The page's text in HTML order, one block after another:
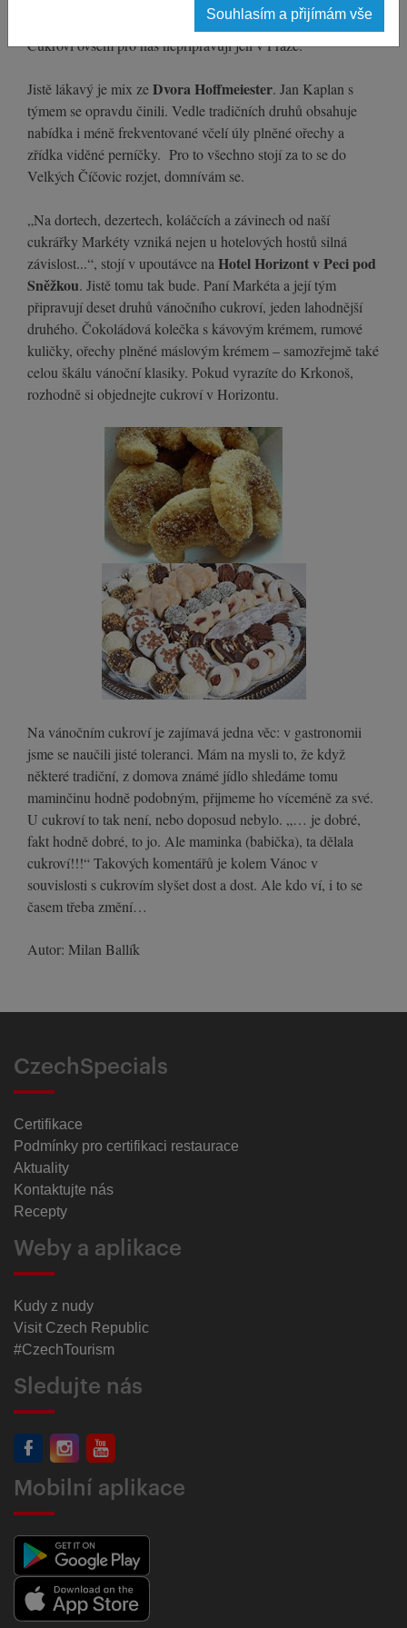
vánoční stůl neodmyslitelných druhů.
Cukroví ovšem pro nás nepřipravují jen v Praze.
Jistě lákavý je mix zeDvora Hoffmeiester. Jan Kaplan s
týmem se opravdu činili. Vedle tradičních druhů obsahuje
nabídka i méně frekventované včelí úly plněné ořechy a
zřídka viděné perníčky. Pro to všechno stojí za to se do
Velkých Číčovic rozjet, domnívám se.
„Na dortech, dezertech, koláčcích a závinech od naší
cukrářky Markéty vzniká nejen u hotelových hostů silná
závislost...“, stojí v upoutávce naHotel Horizontv Peci pod
Sněžkou. Jistě tomu tak bude. Paní Markéta a její tým
připravují deset druhů vánočního cukroví, jeden lahodnější
druhého. Čokoládová kolečka s kávovým krémem, rumové
kuličky, ořechy plněné máslovým krémem – samozřejmě také
celou škálu vánoční klasiky. Pokud vyrazíte do Krkonoš,
rozhodně si objednejte cukroví v Horizontu.
Na vánočním cukroví je zajímavá jedna věc: v gastronomii
jsme se naučili jisté toleranci. Mám na mysli to, že když
některé tradiční, z domova známé jídlo shledáme tomu
maminčinu hodně podobným, přijmeme ho víceméně za své.
U cukroví to tak není, nebo doposud nebylo. „… je dobré,
fakt hodně dobré, to jo. Ale maminka (babička), ta dělala
cukroví!!!“ Takových komentářů je kolem Vánoc v
souvislosti s cukrovím slyšet dost a dost. Ale kdo ví, i to se
časem třeba změní…
Autor: Milan Ballík
CzechSpecials
Certifikace
Podmínky pro certifikaci restaurace
Aktuality
Kontaktujte nás
Recepty
Weby a aplikace
Kudy z nudy
Visit Czech Republic
#CzechTourism
Sledujte nás
Mobilní aplikace
Souhlasím a přijímám vše